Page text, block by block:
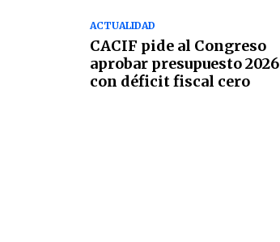
ACTUALIDAD
CACIF pide al Congreso
aprobar presupuesto 2026
con déficit fiscal cero